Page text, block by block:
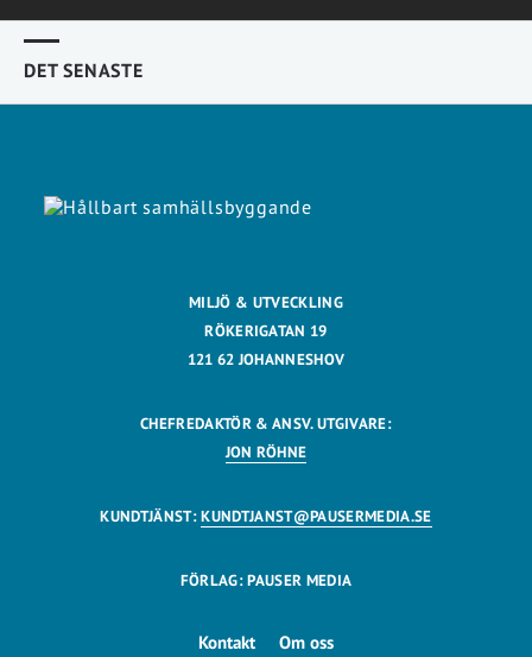
DET SENASTE
MILJÖ & UTVECKLING
RÖKERIGATAN 19
121 62 JOHANNESHOV
CHEFREDAKTÖR & ANSV. UTGIVARE:
JON RÖHNE
KUNDTJÄNST:KUNDTJANST@PAUSERMEDIA.SE
FÖRLAG: PAUSER MEDIA
Kontakt Om oss